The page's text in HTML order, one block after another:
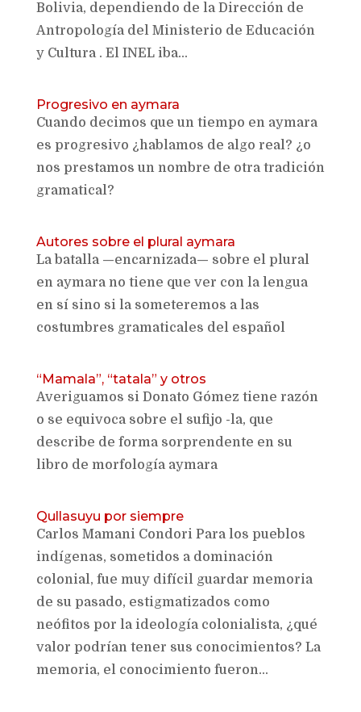
Bolivia, dependiendo de la Dirección de
Antropología del Ministerio de Educación
y Cultura . El INEL iba...
Progresivo en aymara
Cuando decimos que un tiempo en aymara
es progresivo ¿hablamos de algo real? ¿o
nos prestamos un nombre de otra tradición
gramatical?
Autores sobre el plural aymara
La batalla —encarnizada— sobre el plural
en aymara no tiene que ver con la lengua
en sí sino si la someteremos a las
costumbres gramaticales del español
“Mamala”, “tatala” y otros
Averiguamos si Donato Gómez tiene razón
o se equivoca sobre el sufijo -la, que
describe de forma sorprendente en su
libro de morfología aymara
Qullasuyu por siempre
Carlos Mamani Condori Para los pueblos
indígenas, sometidos a dominación
colonial, fue muy difícil guardar memoria
de su pasado, estigmatizados como
neófitos por la ideología colonialista, ¿qué
valor podrían tener sus conocimientos? La
memoria, el conocimiento fueron...